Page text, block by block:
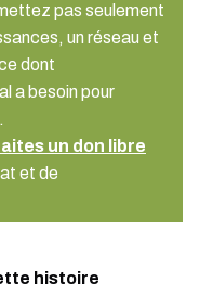
pas seulement
un réseau et
dont
a besoin pour
un don libre
et de
histoire